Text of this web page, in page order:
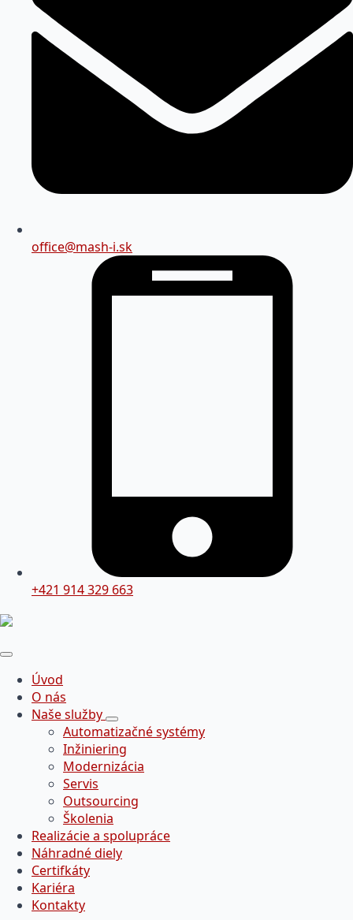
office@mash-i.sk
+421 914 329 663
Úvod
O nás
Naše služby
Automatizačné systémy
Inžiniering
Modernizácia
Servis
Outsourcing
Školenia
Realizácie a spolupráce
Náhradné diely
Certifkáty
Kariéra
Kontakty